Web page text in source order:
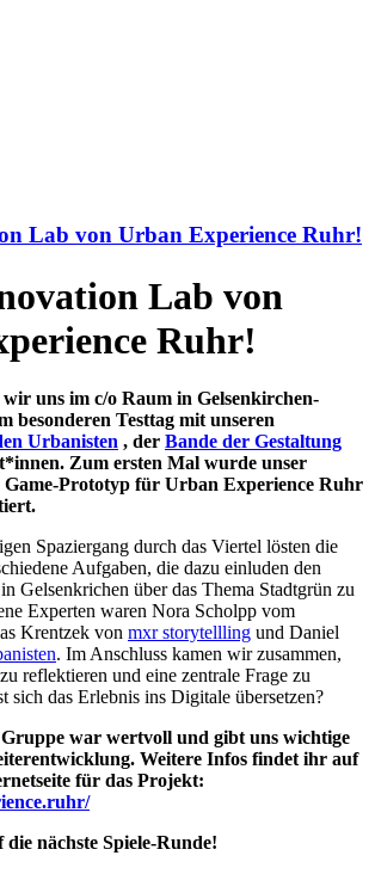
Lab von Urban Experience Ruhr!
Lab von
Ruhr!
uns im c/o Raum in Gelsenkirchen-
besonderen Testtag mit unseren
Urbanisten , der Bande der Gestaltung
Zum ersten Mal wurde unser
Game-Prototyp für Urban Experience Ruhr
Spaziergang durch das Viertel lösten die
Aufgaben, die dazu einluden den
Gelsenkrichen über das Thema Stadtgrün zu
Experten waren Nora Scholpp vom
Krentzek von mxr storytellling und Daniel
. Im Anschluss kamen wir zusammen,
reflektieren und eine zentrale Frage zu
sich das Erlebnis ins Digitale übersetzen?
war wertvoll und gibt uns wichtige
Weitere Infos findet ihr auf
für das Projekt:
nächste Spiele-Runde!